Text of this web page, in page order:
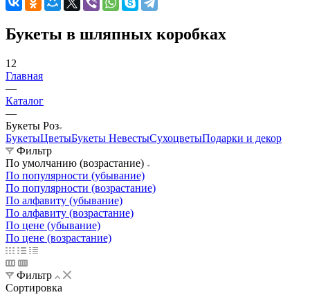
Букеты в шляпных коробках
12
Главная
—
Каталог
—
Букеты Роз
БукетыЦветыБукеты НевестыСухоцветыПодарки и декор
Фильтр
По умолчанию (возрастание)
По популярности (убывание)
По популярности (возрастание)
По алфавиту (убывание)
По алфавиту (возрастание)
По цене (убывание)
По цене (возрастание)
Фильтр
Сортировка